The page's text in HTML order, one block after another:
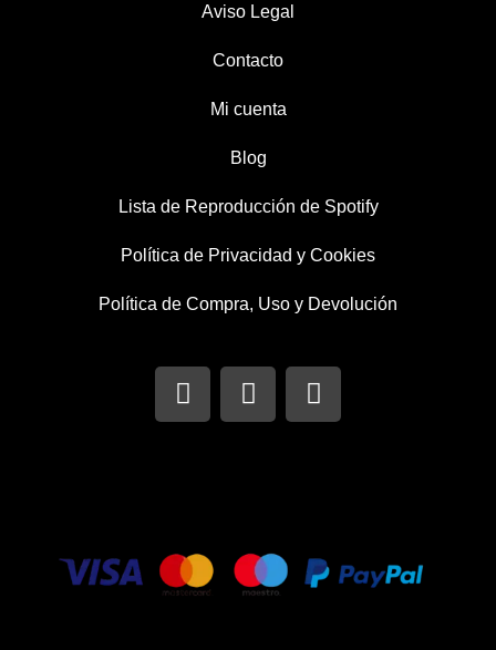
Aviso Legal
Contacto
Mi cuenta
Blog
Lista de Reproducción de Spotify
Política de Privacidad y Cookies
Política de Compra, Uso y Devolución
I
n
s
r
a
m
T
w
i
r
F
a
c
k